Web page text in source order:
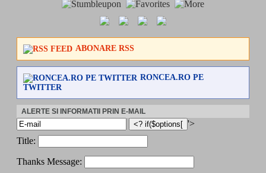
ABONARE RSS
RONCEA.RO PE
TWITTER
ALERTE SI INFORMATII PRIN E-MAIL
'>
Title:
Thanks Message: